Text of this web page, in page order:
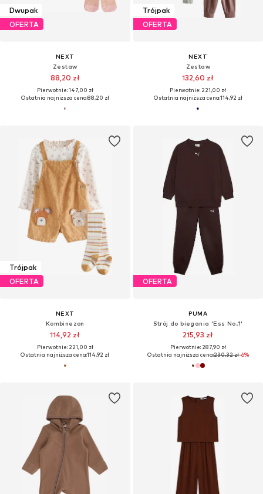
Dwupak
OFERTA
NEXT
Zestaw
88,20 zł
Pierwotnie: 147,00 zł
Ostatnia najniższa cena:88,20 zł
Trójpak
OFERTA
NEXT
Zestaw
132,60 zł
Pierwotnie: 221,00 zł
Ostatnia najniższa cena:114,92 zł
Trójpak
OFERTA
NEXT
Kombinezon
114,92 zł
Pierwotnie: 221,00 zł
Ostatnia najniższa cena:114,92 zł
OFERTA
PUMA
Strój do biegania 'Ess No.1'
215,93 zł
Pierwotnie: 287,90 zł
Ostatnia najniższa cena:230,32 zł-6%